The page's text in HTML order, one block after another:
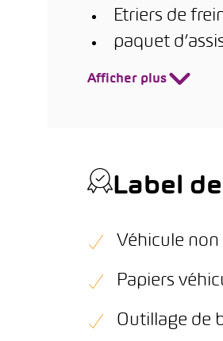
Etriers de
paquet
Afficher plus
Label
Véhicule
Papiers
Outillage de